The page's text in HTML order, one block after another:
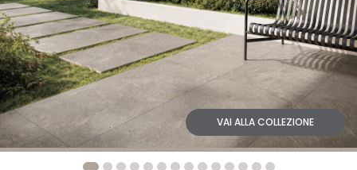
VAI ALLA COLLEZIONE